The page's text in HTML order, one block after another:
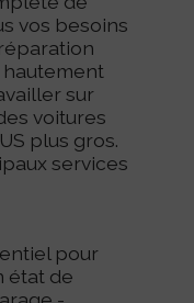
vos besoins
sur
voitures
plus gros.
services
pour
état de